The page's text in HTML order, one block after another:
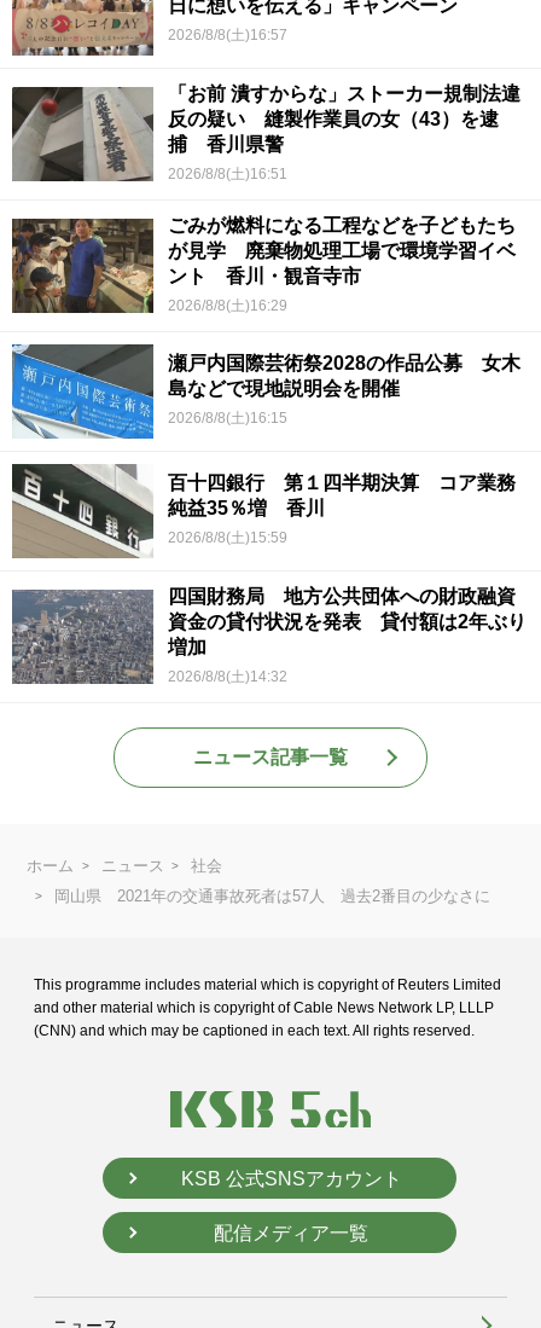
日に想いを伝える」キャンペーン
2026/8/8(土)16:57
「お前 潰すからな」ストーカー規制法違
反の疑い 縫製作業員の女（43）を逮
捕 香川県警
2026/8/8(土)16:51
ごみが燃料になる工程などを子どもたち
が見学 廃棄物処理工場で環境学習イベ
ント 香川・観音寺市
2026/8/8(土)16:29
瀬戸内国際芸術祭2028の作品公募 女木
島などで現地説明会を開催
2026/8/8(土)16:15
百十四銀行 第１四半期決算 コア業務
純益35％増 香川
2026/8/8(土)15:59
四国財務局 地方公共団体への財政融資
資金の貸付状況を発表 貸付額は2年ぶり
増加
2026/8/8(土)14:32
ニュース記事一覧
ホーム ニュース
社会
岡山県 2021年の交通事故死者は57人 過去2番目の少なさに
This programme includes material which is copyright of Reuters Limited
and other material which is copyright of Cable News Network LP, LLLP
(CNN) and which may be captioned in each text. All rights reserved.
KSB 公式SNSアカウント
配信メディア一覧